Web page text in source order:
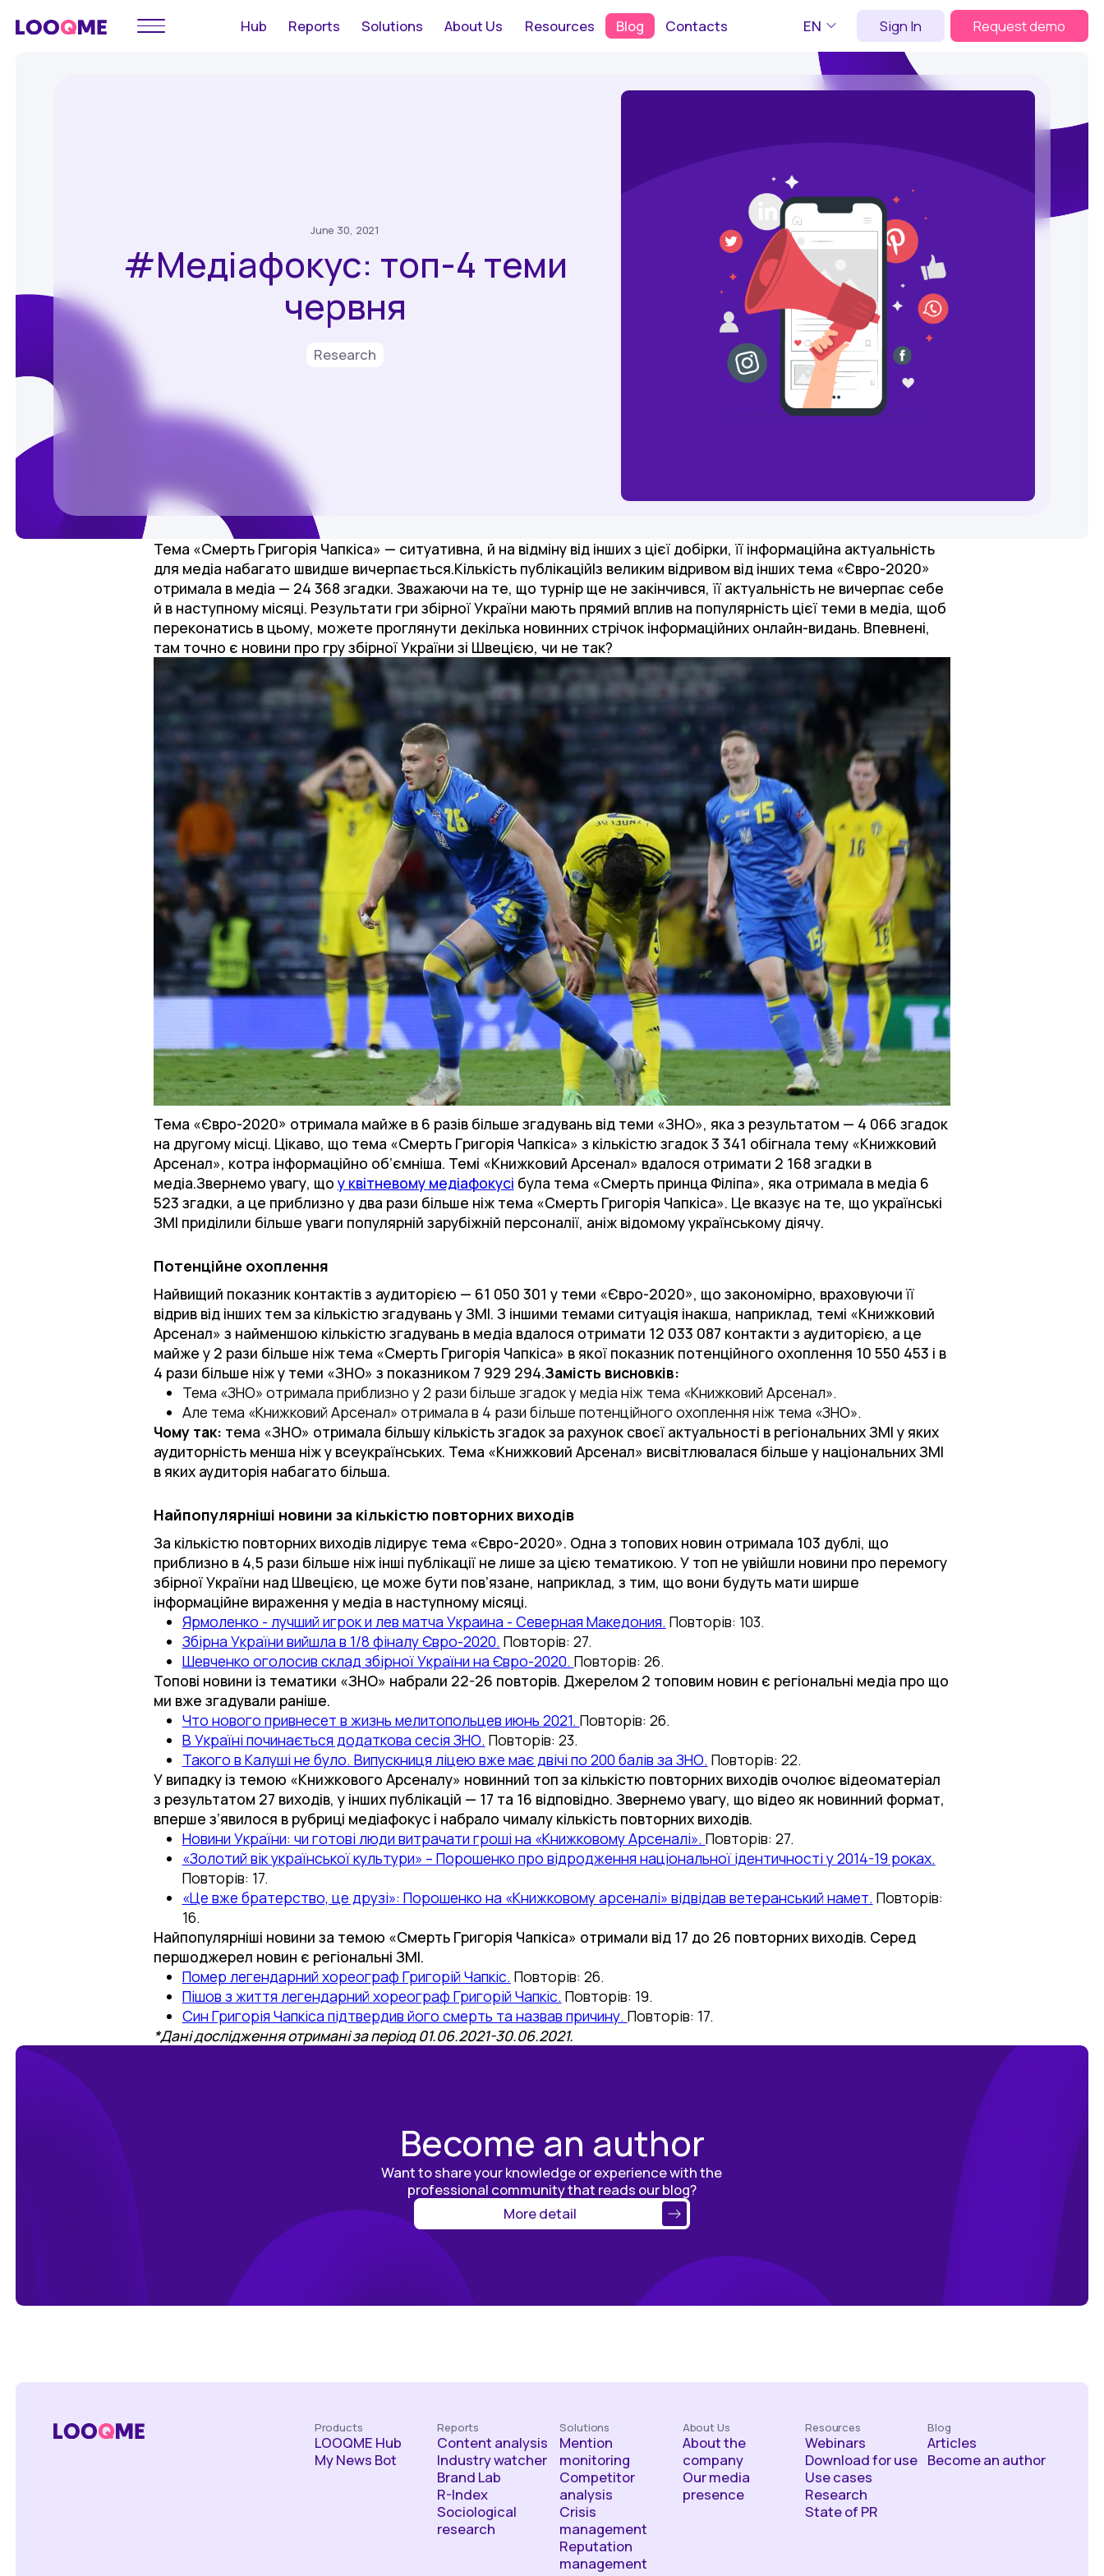
Hub Reports Solutions About Us Resources Blog Contacts EN Sign In Request demo
June 30, 2021
#Медіафокус: топ-4 теми
червня
Research
Тема «Смерть Григорія Чапкіса» — ситуативна, й на відміну від інших з цієї добірки, її інформаційна актуальність
для медіа набагато швидше вичерпається.Кількість публікаційІз великим відривом від інших тема «Євро-2020»
отримала в медіа — 24 368 згадки. Зважаючи на те, що турнір ще не закінчився, її актуальність не вичерпає себе
й в наступному місяці. Результати гри збірної України мають прямий вплив на популярність цієї теми в медіа, щоб
переконатись в цьому, можете проглянути декілька новинних стрічок інформаційних онлайн-видань. Впевнені,
там точно є новини про гру збірної України зі Швецією, чи не так?
Тема «Євро-2020» отримала майже в 6 разів більше згадувань від теми «ЗНО», яка з результатом — 4 066 згадок
на другому місці. Цікаво, що тема «Смерть Григорія Чапкіса» з кількістю згадок 3 341 обігнала тему «Книжковий
Арсенал», котра інформаційно об’ємніша. Темі «Книжковий Арсенал» вдалося отримати 2 168 згадки в
медіа.Звернемо увагу, що у квітневому медіафокусі була тема «Смерть принца Філіпа», яка отримала в медіа 6
523 згадки, а це приблизно у два рази більше ніж тема «Смерть Григорія Чапкіса». Це вказує на те, що українські
ЗМІ приділили більше уваги популярній зарубіжній персоналії, аніж відомому українському діячу.
Потенційне охоплення
Найвищий показник контактів з аудиторією — 61 050 301 у теми «Євро-2020», що закономірно, враховуючи її
відрив від інших тем за кількістю згадувань у ЗМІ. З іншими темами ситуація інакша, наприклад, темі «Книжковий
Арсенал» з найменшою кількістю згадувань в медіа вдалося отримати 12 033 087 контакти з аудиторією, а це
майже у 2 рази більше ніж тема «Смерть Григорія Чапкіса» в якої показник потенційного охоплення 10 550 453 і в
4 рази більше ніж у теми «ЗНО» з показником 7 929 294.Замість висновків:
Тема «ЗНО» отримала приблизно у 2 рази більше згадок у медіа ніж тема «Книжковий Арсенал».
Але тема «Книжковий Арсенал» отримала в 4 рази більше потенційного охоплення ніж тема «ЗНО».
Чому так: тема «ЗНО» отримала більшу кількість згадок за рахунок своєї актуальності в регіональних ЗМІ у яких
аудиторність менша ніж у всеукраїнських. Тема «Книжковий Арсенал» висвітлювалася більше у національних ЗМІ
в яких аудиторія набагато більша.
Найпопулярніші новини за кількістю повторних виходів
За кількістю повторних виходів лідирує тема «Євро-2020». Одна з топових новин отримала 103 дублі, що
приблизно в 4,5 рази більше ніж інші публікації не лише за цією тематикою. У топ не увійшли новини про перемогу
збірної України над Швецією, це може бути пов’язане, наприклад, з тим, що вони будуть мати ширше
інформаційне вираження у медіа в наступному місяці.
Ярмоленко - лучший игрок и лев матча Украина - Северная Македония. Повторів: 103.
Збірна України вийшла в 1/8 фіналу Євро-2020. Повторів: 27.
Шевченко оголосив склад збірної України на Євро-2020. Повторів: 26.
Топові новини із тематики «ЗНО» набрали 22-26 повторів. Джерелом 2 топовим новин є регіональні медіа про що
ми вже згадували раніше.
Что нового привнесет в жизнь мелитопольцев июнь 2021. Повторів: 26.
В Україні починається додаткова сесія ЗНО. Повторів: 23.
Такого в Калуші не було. Випускниця ліцею вже має двічі по 200 балів за ЗНО. Повторів: 22.
У випадку із темою «Книжкового Арсеналу» новинний топ за кількістю повторних виходів очолює відеоматеріал
з результатом 27 виходів, у інших публікацій — 17 та 16 відповідно. Звернемо увагу, що відео як новинний формат,
вперше з’явилося в рубриці медіафокус і набрало чималу кількість повторних виходів.
Новини України: чи готові люди витрачати гроші на «Книжковому Арсеналі». Повторів: 27.
«Золотий вік української культури» – Порошенко про відродження національної ідентичності у 2014-19 роках.
Повторів: 17.
«Це вже братерство, це друзі»: Порошенко на «Книжковому арсеналі» відвідав ветеранський намет. Повторів:
16.
Найпопулярніші новини за темою «Смерть Григорія Чапкіса» отримали від 17 до 26 повторних виходів. Серед
першоджерел новин є регіональні ЗМІ.
Помер легендарний хореограф Григорій Чапкіс. Повторів: 26.
Пішов з життя легендарний хореограф Григорій Чапкіс. Повторів: 19.
Син Григорія Чапкіса підтвердив його смерть та назвав причину. Повторів: 17.
*Дані дослідження отримані за період 01.06.2021-30.06.2021.
Become an author
Want to share your knowledge or experience with the
professional community that reads our blog?
More detail
Products
LOOQME Hub
My News Bot
Reports
Content analysis
Industry watcher
Brand Lab
R-Index
Sociological
research
Solutions
Mention
monitoring
Competitor
analysis
Crisis
management
Reputation
management
About Us
About the
company
Our media
presence
Resources
Webinars
Download for use
Use cases
Research
State of PR
Blog
Articles
Become an author